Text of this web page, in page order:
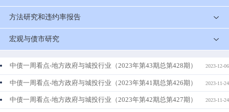
方法研究和违约率报告
宏观与债市研究
中债一周看点-地方政府与城投行业（2023年第43期总第428期） 2023-12-06
中债一周看点-地方政府与城投行业（2023年第41期总第426期） 2023-11-24
中债一周看点-地方政府与城投行业（2023年第42期总第427期） 2023-11-24